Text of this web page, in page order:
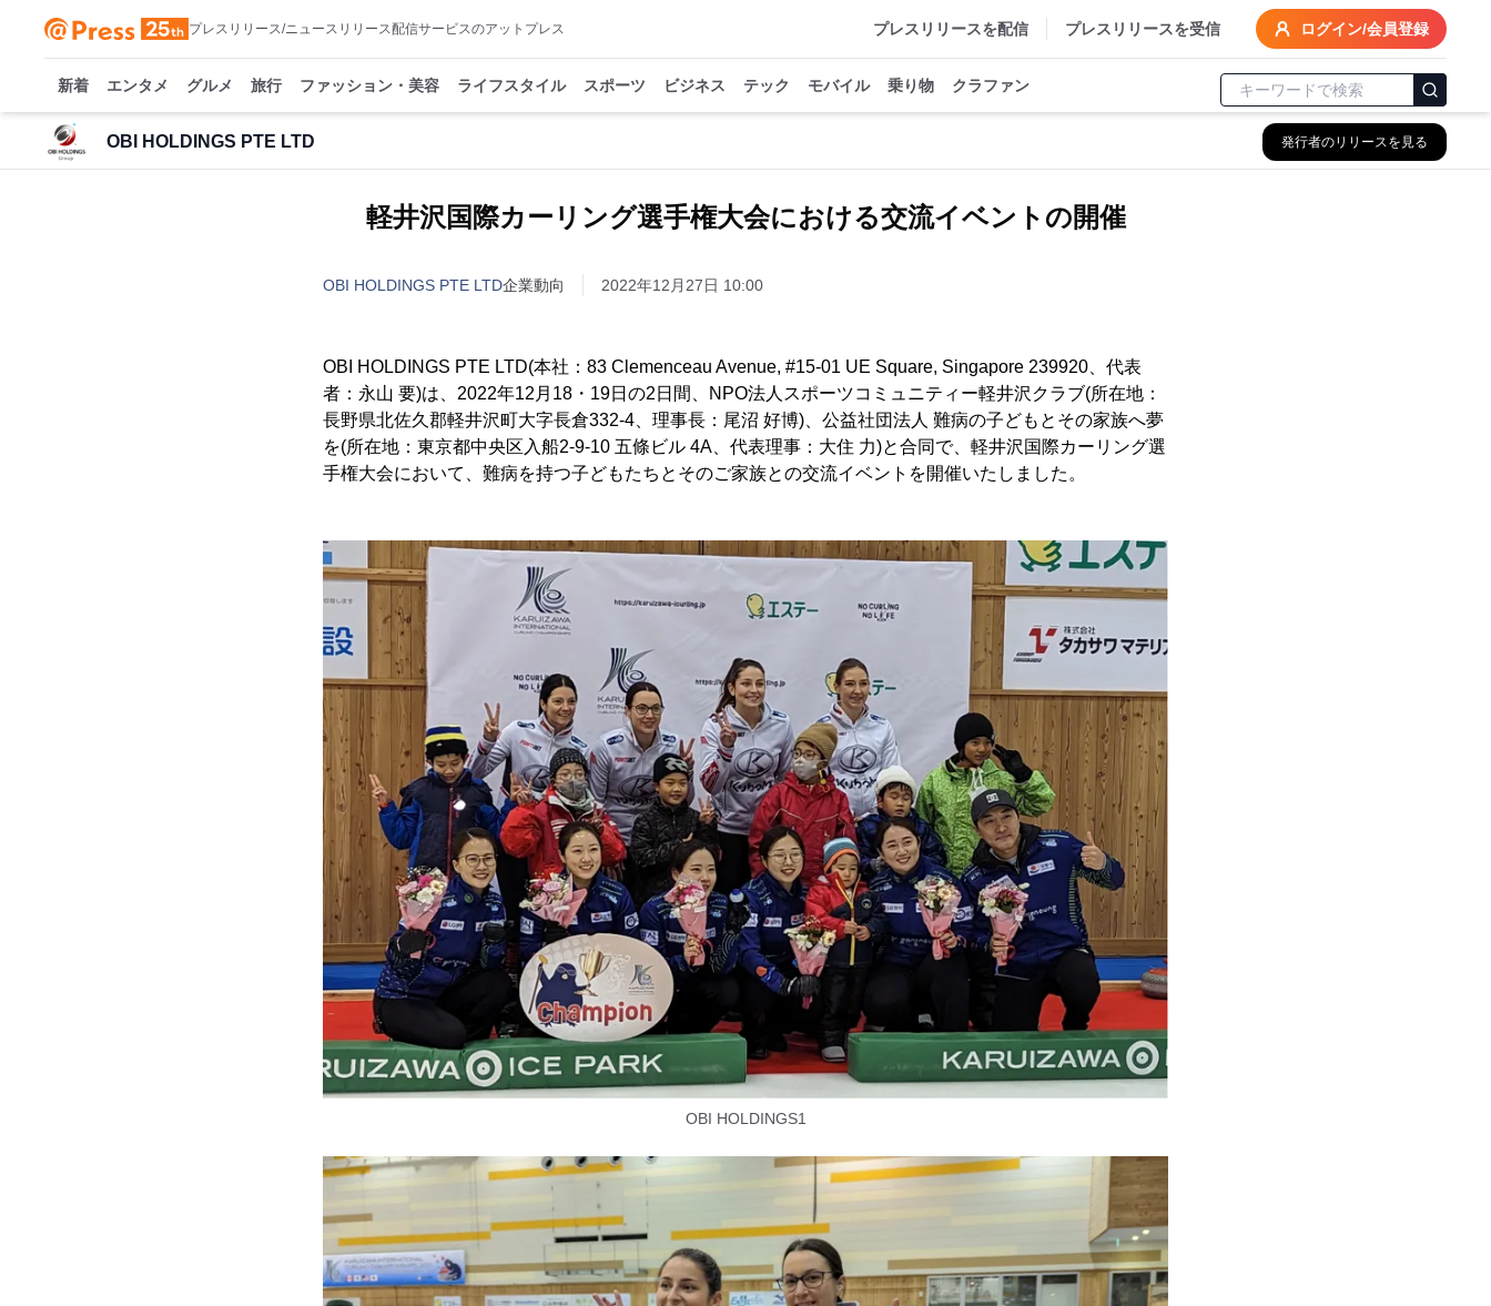
プレスリリース/ニュースリリース配信サービスのアットプレス プレスリリースを配信 プレスリリースを受信 ログイン/会員登録
新着 エンタメ グルメ 旅行 ファッション・美容 ライフスタイル スポーツ ビジネス テック モバイル 乗り物 クラファン
OBI HOLDINGS PTE LTD 発行者のリリースを見る
軽井沢国際カーリング選手権大会における交流イベントの開催
OBI HOLDINGS PTE LTD企業動向 2022年12月27日 10:00
OBI HOLDINGS PTE LTD(本社：83 Clemenceau Avenue, #15-01 UE Square, Singapore 239920、代表
者：永山 要)は、2022年12月18・19日の2日間、NPO法人スポーツコミュニティー軽井沢クラブ(所在地：
長野県北佐久郡軽井沢町大字長倉332-4、理事長：尾沼 好博)、公益社団法人 難病の子どもとその家族へ夢
を(所在地：東京都中央区入船2-9-10 五條ビル 4A、代表理事：大住 力)と合同で、軽井沢国際カーリング選
手権大会において、難病を持つ子どもたちとそのご家族との交流イベントを開催いたしました。
OBI HOLDINGS1